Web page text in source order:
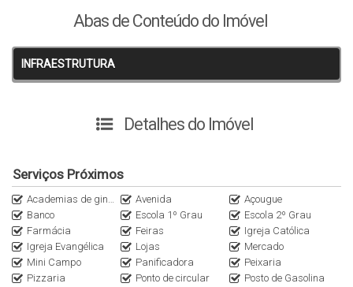
A localização é privilegiada, dentro do Loteamento Palmas do
Arvoredo e há aproximadamente 500metros da Praia.
Agende sua visita e venha conhecer esta excelente
oportunidade de aquisição/investimento.
Consulte maiores informações e as condições facilitadas de
PROCURE UM DE NOSSOS CORRETORES
Abas de Conteúdo do Imóvel
INFRAESTRUTURA
Detalhes do Imóvel
Serviços Próximos
Academias de ginástica Avenida
Açougue
Banco
Escola 1º Grau
Escola 2º Grau
Farmácia
Feiras
Igreja Católica
Igreja Evangélica
Lojas
Mercado
Mini Campo
Panificadora
Peixaria
Pizzaria
Ponto de circular
Posto de Gasolina